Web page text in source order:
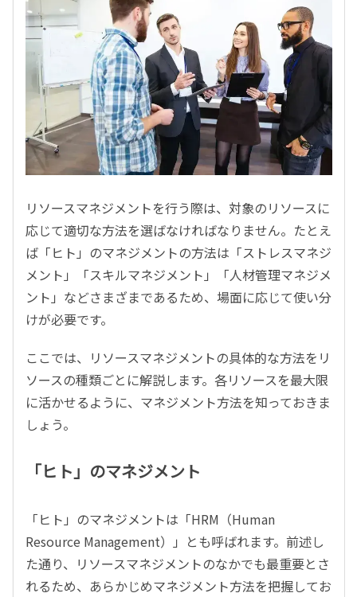
リソースマネジメントを行う際は、対象のリソースに
応じて適切な方法を選ばなければなりません。たとえ
ば「ヒト」のマネジメントの方法は「ストレスマネジ
メント」「スキルマネジメント」「人材管理マネジメ
ント」などさまざまであるため、場面に応じて使い分
けが必要です。
ここでは、リソースマネジメントの具体的な方法をリ
ソースの種類ごとに解説します。各リソースを最大限
に活かせるように、マネジメント方法を知っておきま
しょう。
「ヒト」のマネジメント
「ヒト」のマネジメントは「HRM（Human
Resource Management）」とも呼ばれます。前述し
た通り、リソースマネジメントのなかでも最重要とさ
れるため、あらかじめマネジメント方法を把握してお